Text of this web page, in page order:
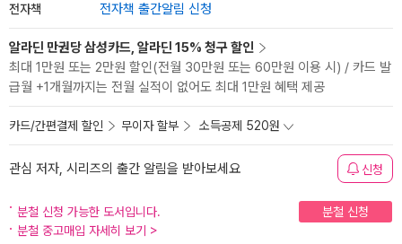
전자책 전자책 출간알림 신청
알라딘 만권당 삼성카드, 알라딘 15% 청구 할인
최대 1만원 또는 2만원 할인(전월 30만원 또는 60만원 이용 시) / 카드 발
급월 +1개월까지는 전월 실적이 없어도 최대 1만원 혜택 제공
카드/간편결제 할인 무이자 할부 소득공제 520원
관심 저자, 시리즈의 출간 알림을 받아보세요 신청
분철 신청 가능한 도서입니다.
분철 신청
분철 중고매입 자세히 보기 >